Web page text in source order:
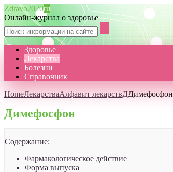
Zdravo2020ru
Онлайн-журнал о здоровье
Здоровье
Лекарства
Болезни
Справочник
HomeЛекарстваАлфавит лекарствДДимефосфон
Димефосфон
Содержание:
Фармакологическое действие
Форма выпуска